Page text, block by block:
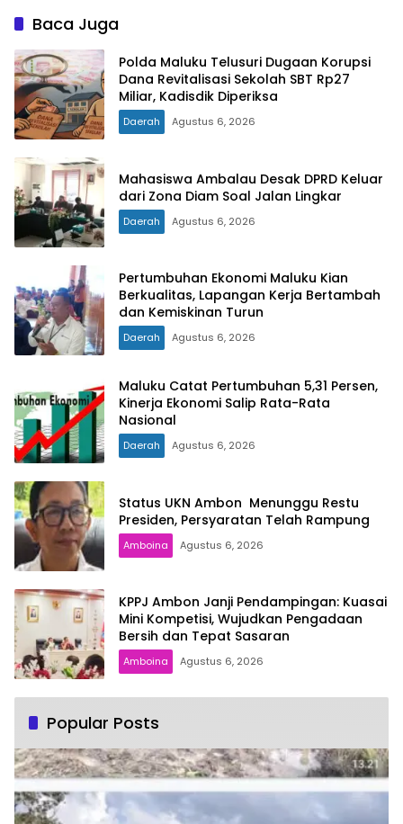
Baca Juga
Polda Maluku Telusuri Dugaan Korupsi
Dana Revitalisasi Sekolah SBT Rp27
Miliar, Kadisdik Diperiksa
Daerah Agustus 6, 2026
Mahasiswa Ambalau Desak DPRD Keluar
dari Zona Diam Soal Jalan Lingkar
Daerah Agustus 6, 2026
Pertumbuhan Ekonomi Maluku Kian
Berkualitas, Lapangan Kerja Bertambah
dan Kemiskinan Turun
Daerah Agustus 6, 2026
Maluku Catat Pertumbuhan 5,31 Persen,
Kinerja Ekonomi Salip Rata-Rata
Nasional
Daerah Agustus 6, 2026
Status UKN Ambon Menunggu Restu
Presiden, Persyaratan Telah Rampung
Amboina Agustus 6, 2026
KPPJ Ambon Janji Pendampingan: Kuasai
Mini Kompetisi, Wujudkan Pengadaan
Bersih dan Tepat Sasaran
Amboina Agustus 6, 2026
Popular Posts